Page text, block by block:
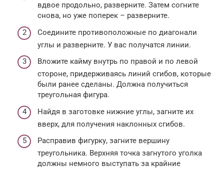
вдвое продольно, разверните. Затем согните
снова, но уже поперек – разверните.
Соедините противоположные по диагонали
углы и разверните. У вас получатся линии.
Вложите кайму внутрь по правой и по левой
стороне, придерживаясь линий сгибов, которые
были ранее сделаны. Должна получиться
треугольная фигура.
Найдя в заготовке нижние углы, загните их
вверх, для получения наклонных сгибов.
Расправив фигурку, загните вершину
треугольника. Верхняя точка загнутого уголка
должны немного выступать за крайние